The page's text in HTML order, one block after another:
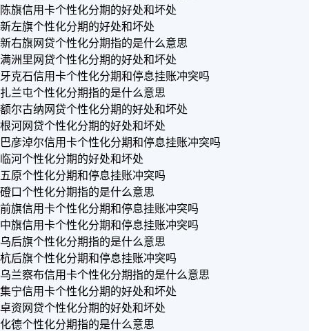
陈旗信用卡个性化分期的好处和坏处
新左旗个性化分期的好处和坏处
新右旗网贷个性化分期指的是什么意思
满洲里网贷个性化分期的好处和坏处
牙克石信用卡个性化分期和停息挂账冲突吗
扎兰屯个性化分期指的是什么意思
额尔古纳网贷个性化分期的好处和坏处
根河网贷个性化分期的好处和坏处
巴彦淖尔信用卡个性化分期和停息挂账冲突吗
临河个性化分期的好处和坏处
五原个性化分期和停息挂账冲突吗
磴口个性化分期指的是什么意思
前旗信用卡个性化分期和停息挂账冲突吗
中旗信用卡个性化分期和停息挂账冲突吗
乌后旗个性化分期指的是什么意思
杭后旗个性化分期和停息挂账冲突吗
乌兰察布信用卡个性化分期指的是什么意思
集宁信用卡个性化分期的好处和坏处
卓资网贷个性化分期的好处和坏处
化德个性化分期指的是什么意思